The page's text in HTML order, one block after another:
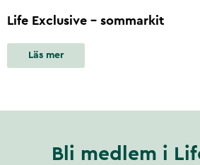
Life Exclusive - sommarkit
Läs mer
Bli medlem i